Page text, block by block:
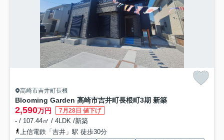
高崎市吉井町長根
Blooming Garden 高崎市吉井町長根町3期 新築
2,590万円 7月28日 値下げ
- / 107.44㎡ / 4LDK /新築
上信電鉄「吉井」駅 徒歩30分